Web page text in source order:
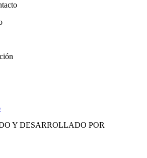
Y DESARROLLADO POR